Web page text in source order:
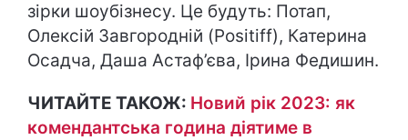
зірки шоубізнесу. Це будуть: Потап,
Олексій Завгородній (Positiff), Катерина
Осадча, Даша Астаф’єва, Ірина Федишин.
ЧИТАЙТЕ ТАКОЖ: Новий рік 2023: як
комендантська година діятиме в